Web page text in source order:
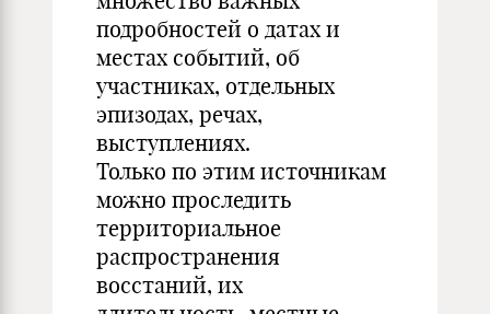
подробностей о датах и
местах событий, об
участниках, отдельных
эпизодах, речах,
выступлениях.
Только по этим источникам
можно проследить
территориальное
распространения
восстаний, их